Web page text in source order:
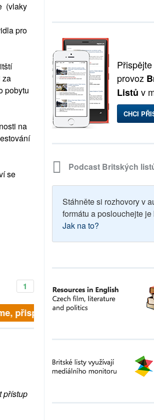
(vlaky
pro
za
pobytu
na
se
1
přispějte. ➥
přístup
provoz
Listů v
CHCI
Podcast Britských
Stáhněte si rozhovory v
formátu a poslouchejte je
Jak na to?